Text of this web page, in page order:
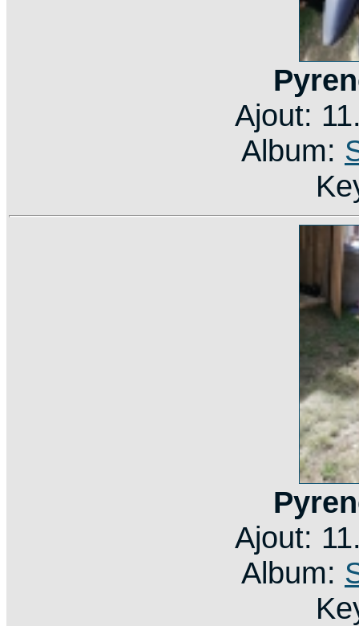
Ajout:
Album:
Ajout:
Album: